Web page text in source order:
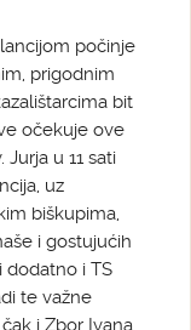
počinje
prigodnim
bit
očekuje ove
u 11 sati
uz
biškupima,
i gostujućih
dodatno i TS
te važne
i Zbor Ivana